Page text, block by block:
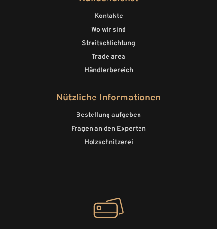
Kontakte
Wo wir sind
Streitschlichtung
Trade area
Händlerbereich
Nützliche Informationen
Bestellung aufgeben
Fragen an den Experten
Holzschnitzerei